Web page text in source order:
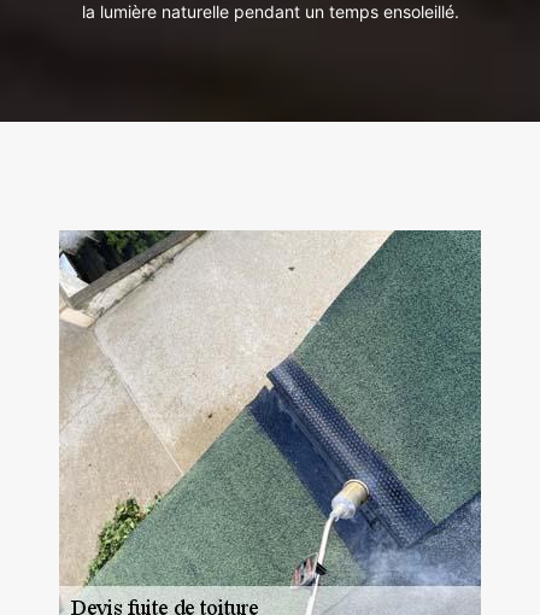
la lumière naturelle pendant un temps ensoleillé.